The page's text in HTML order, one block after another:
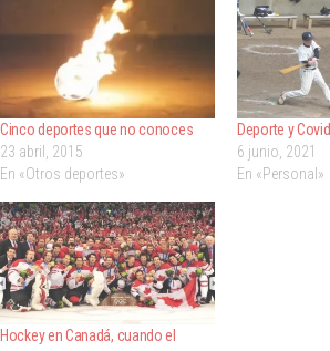
Cinco deportes que no conoces
23 abril, 2015
En «Otros deportes»
Deporte y Covid
6 junio, 2021
En «Personal»
Hockey en Canadá, cuando el